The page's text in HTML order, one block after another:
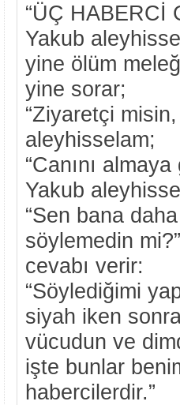
“ÜÇ HABERCİ
Yakub
yine ölüm
yine sorar;
“Ziyaretçi
aleyhisselam;
“Canını
Yakub
“Sen bana
söylemedin
cevabı verir:
“Söylediğimi
siyah iken
vücudun ve
işte bunlar
habercilerdir.”